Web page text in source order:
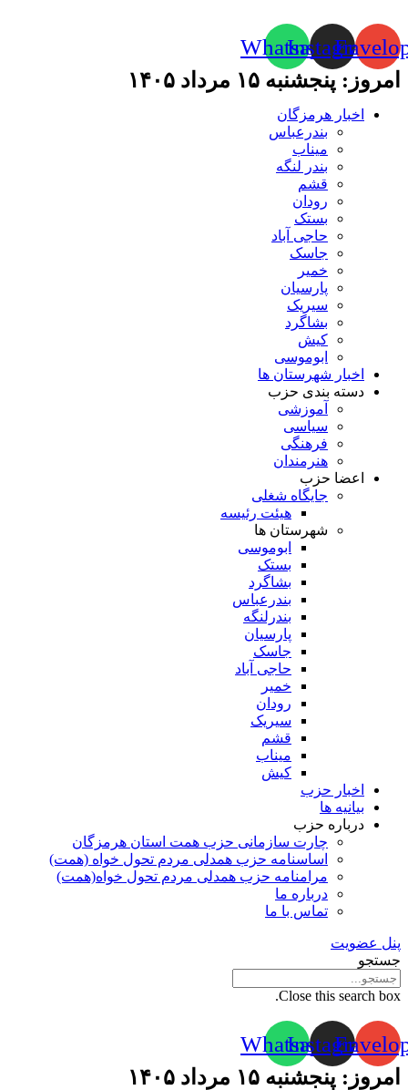
Instagram
Whatsapp
امروز: پنجشنبه ۱۵ مرداد ۱۴۰۵
اخبار هرمزگان
بندرعباس
میناب
بندر لنگه
قشم
رودان
بستک
حاجی آباد
جاسک
خمیر
پارسیان
سیریک
بشاگرد
کیش
ابوموسی
اخبار شهرستان ها
دسته بندی حزب
آموزشی
سیاسی
فرهنگی
هنرمندان
اعضا حزب
جایگاه شغلی
هیئت رئیسه
شهرستان ها
ابوموسی
بستک
بشاگرد
بندرعباس
بندرلنگه
پارسیان
جاسک
حاجی آباد
خمیر
رودان
سیریک
قشم
میناب
کیش
اخبار حزب
بیانیه ها
درباره حزب
چارت سازمانی حزب همت استان هرمزگان
اساسنامه حزب همدلی مردم تحول خواه (همت)
مرامنامه حزب همدلی مردم تحول خواه(همت)
درباره ما
تماس با ما
پنل عضویت
جستجو
Close this search box.
Instagram
Whatsapp
امروز: پنجشنبه ۱۵ مرداد ۱۴۰۵